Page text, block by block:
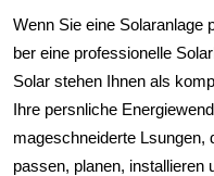
Wenn Sie eine Solaranlage
ber eine professionelle
Solar stehen Ihnen als
Ihre persnliche
mageschneiderte Lsungen,
passen, planen, installieren